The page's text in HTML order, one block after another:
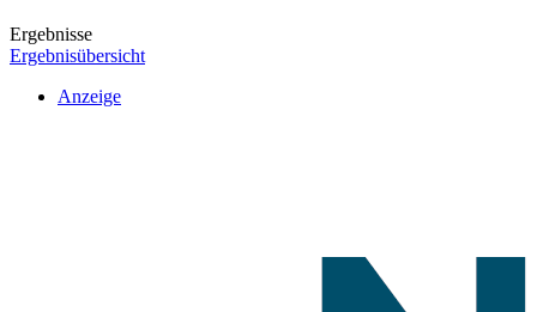
Ergebnisse
Ergebnisübersicht
Anzeige